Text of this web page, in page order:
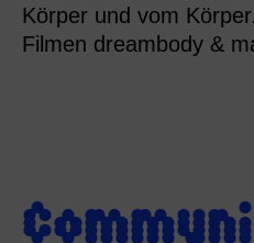
Körper und vom
Filmen dreambody &